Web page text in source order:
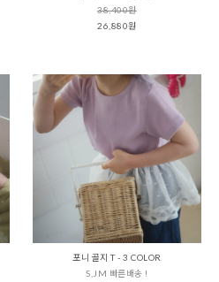
38,400원
26,880원
포니 골지 T - 3 COLOR
S,JM 빠른배송 !